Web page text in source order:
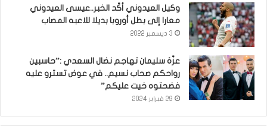
وكيل العيدوني أكّد الخبر..عيسى العيدوني
معارا إلى بطل أوروبا بديلا للاعبه المصاب
3 ديسمبر 2022
عزّة سليمان تهاجم نضال السعدي :”حاسبين
رواحكم صحاب نسيم.. في عوض تسترو عليه
فضحتوه خيت عليكم”
29 فبراير 2024